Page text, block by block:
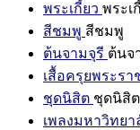
พระเกี้ยว พระเ
สีชมพู สีชมพู
ต้นจามจุรี ต้นจ
เสื้อครุยพระร
ชุดนิสิต ชุดนิสิต
เพลงมหาวิทยา